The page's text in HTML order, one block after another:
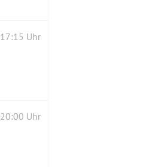
17:15 Uhr
20:00 Uhr